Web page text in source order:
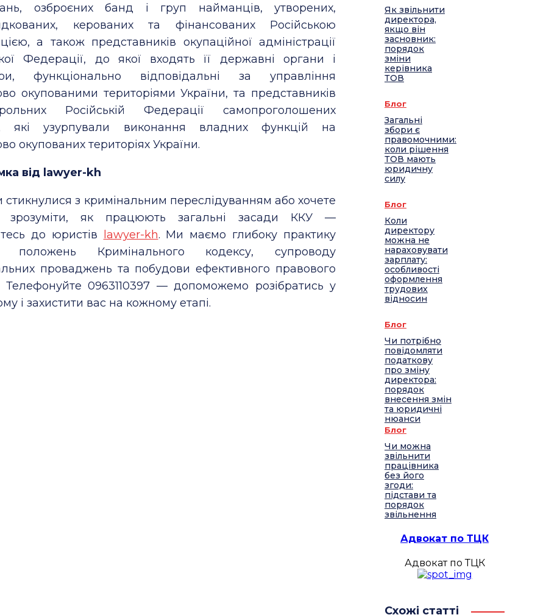
озброєних банд і груп найманців, утворених,
керованих та фінансованих Російською
а також представників окупаційної адміністрації
Федерації, до якої входять її державні органи і
функціонально відповідальні за управління
окупованими територіями України, та представників
Російській Федерації самопроголошених
які узурпували виконання владних функцій на
окупованих територіях України.
від lawyer-kh
з кримінальним переслідуванням або хочете
зрозуміти, як працюють загальні засади ККУ —
до юристів
lawyer-kh. Ми маємо глибоку практику
положень Кримінального кодексу, супроводу
проваджень та побудови ефективного правового
Телефонуйте 0963110397 — допоможемо розібратись у
і захистити вас на кожному етапі.
Як звільнити
директора,
якщо він
засновник:
порядок
зміни
керівника
ТОВ
Блог
Загальні
збори є
правомочними:
коли рішення
ТОВ мають
юридичну
силу
Блог
Коли
директору
можна не
нараховувати
зарплату:
особливості
оформлення
трудових
відносин
Блог
Чи потрібно
повідомляти
податкову
про зміну
директора:
порядок
внесення змін
та юридичні
нюанси
Блог
Чи можна
звільнити
працівника
без його
згоди:
підстави та
порядок
звільнення
Адвокат по ТЦК
Адвокат по ТЦК
Схожі статті